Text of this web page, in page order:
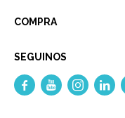
COMPRA
SEGUINOS
   